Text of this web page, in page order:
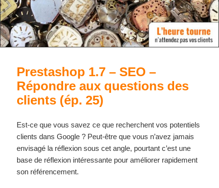
Prestashop 1.7 – SEO –
Répondre aux questions des
clients (ép. 25)
Est-ce que vous savez ce que recherchent vos potentiels
clients dans Google ? Peut-être que vous n’avez jamais
envisagé la réflexion sous cet angle, pourtant c’est une
base de réflexion intéressante pour améliorer rapidement
son référencement.